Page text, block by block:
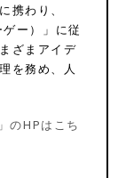
携わり、
ー）」に従
ざまアイデ
を務め、人
のHPはこち